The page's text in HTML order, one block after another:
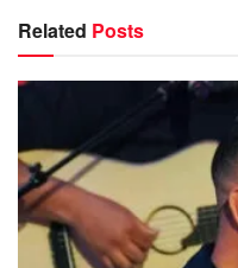
que ainda não
melhor como as
cotidiano escolar da
sociais e afetando
negra e não
diferenças.
Related Posts